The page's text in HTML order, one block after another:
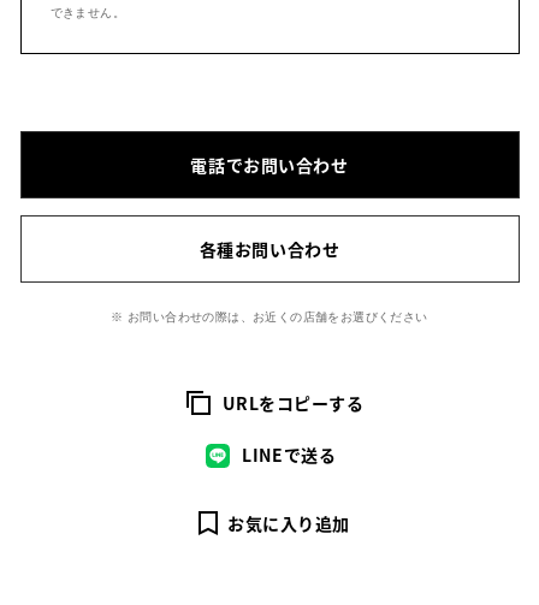
できません。
電話でお問い合わせ
各種お問い合わせ
※ お問い合わせの際は、お近くの店舗をお選びください
URLをコピーする
LINEで送る
お気に入り追加